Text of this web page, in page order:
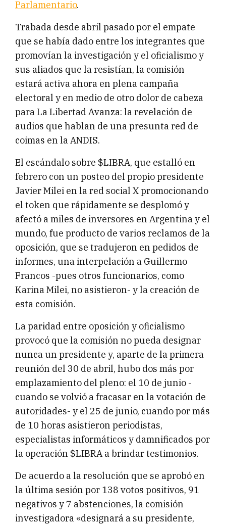
Parlamentario.
Trabada desde abril pasado por el empate
que se había dado entre los integrantes que
promovían la investigación y el oficialismo y
sus aliados que la resistían, la comisión
estará activa ahora en plena campaña
electoral y en medio de otro dolor de cabeza
para La Libertad Avanza: la revelación de
audios que hablan de una presunta red de
coimas en la ANDIS.
El escándalo sobre $LIBRA, que estalló en
febrero con un posteo del propio presidente
Javier Milei en la red social X promocionando
el token que rápidamente se desplomó y
afectó a miles de inversores en Argentina y el
mundo, fue producto de varios reclamos de la
oposición, que se tradujeron en pedidos de
informes, una interpelación a Guillermo
Francos -pues otros funcionarios, como
Karina Milei, no asistieron- y la creación de
esta comisión.
La paridad entre oposición y oficialismo
provocó que la comisión no pueda designar
nunca un presidente y, aparte de la primera
reunión del 30 de abril, hubo dos más por
emplazamiento del pleno: el 10 de junio -
cuando se volvió a fracasar en la votación de
autoridades- y el 25 de junio, cuando por más
de 10 horas asistieron periodistas,
especialistas informáticos y damnificados por
la operación $LIBRA a brindar testimonios.
De acuerdo a la resolución que se aprobó en
la última sesión por 138 votos positivos, 91
negativos y 7 abstenciones, la comisión
investigadora «designará a su presidente,